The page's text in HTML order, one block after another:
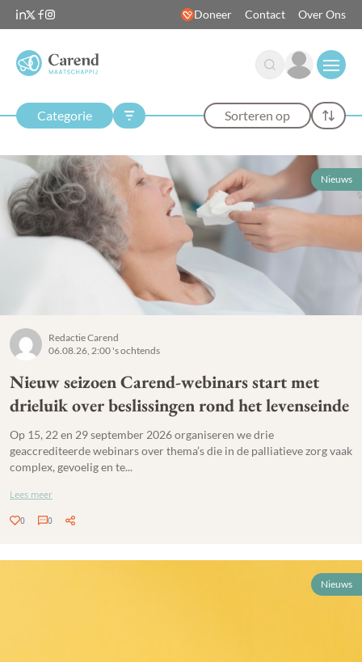
Doneer Contact Over Ons
Categorie Sorteren op
Nieuws
Redactie Carend
06.08.26, 2:00 's ochtends
Nieuw seizoen Carend-webinars start met
drieluik over beslissingen rond het levenseinde
Op 15, 22 en 29 september 2026 organiseren we drie
geaccrediteerde webinars over thema’s die in de palliatieve zorg vaak
complex, gevoelig en te...
Lees meer
0 0
Nieuws